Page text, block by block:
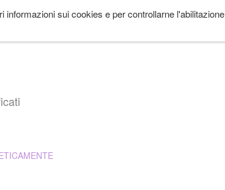
EVENTI CHI SIAMO ALTRO
sui cookies e per controllarne l'abilitazione